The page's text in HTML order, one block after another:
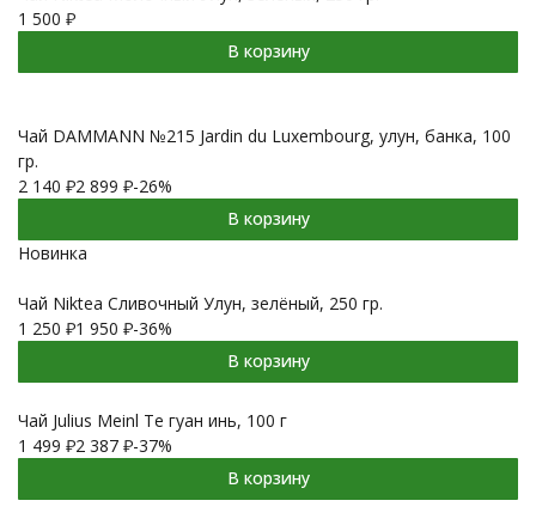
1 500 ₽
В корзину
Чай DAMMANN №215 Jardin du Luxembourg, улун, банка, 100
гр.
2 140 ₽2 899 ₽-26%
В корзину
Новинка
Чай Niktea Сливочный Улун, зелёный, 250 гр.
1 250 ₽1 950 ₽-36%
В корзину
Чай Julius Meinl Те гуан инь, 100 г
1 499 ₽2 387 ₽-37%
В корзину